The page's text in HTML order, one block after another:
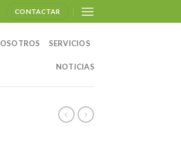
CONTACTAR
SERVICIOS
NOTICIAS